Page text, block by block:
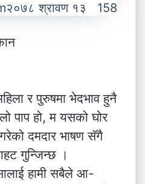
२०७८ श्रावण १३ 158
र पुरुषमा भेदभाव हुनै
पाप हो, म यसको घोर
दमदार भाषण सॅगै
गुन्जिन्छ ।
हामी सबैले आ-